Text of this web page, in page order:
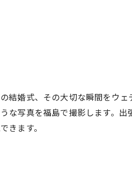
結婚式、その大切な瞬間をウ
な写真を福島で撮影します。
きます。